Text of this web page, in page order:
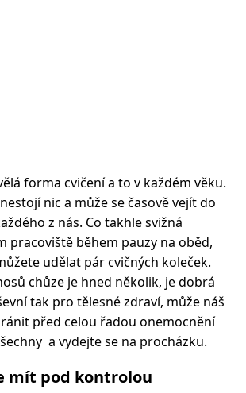
forma cvičení a to v každém věku.
nic a může se časově vejít do
z nás. Co takhle svižná
pracoviště během pauzy na oběd,
udělat pár cvičných koleček.
chůze je hned několik, je dobrá
tak pro tělesné zdraví, může náš
před celou řadou onemocnění
a vydejte se na procházku.
mít pod kontrolou